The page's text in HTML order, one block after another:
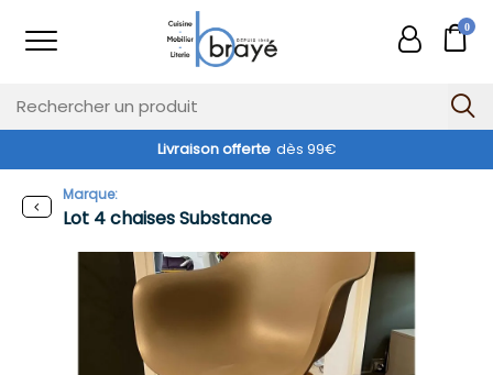
0
Livraison offerte dès 99€
-30%
Lot 4 chaises Substance
Marque: